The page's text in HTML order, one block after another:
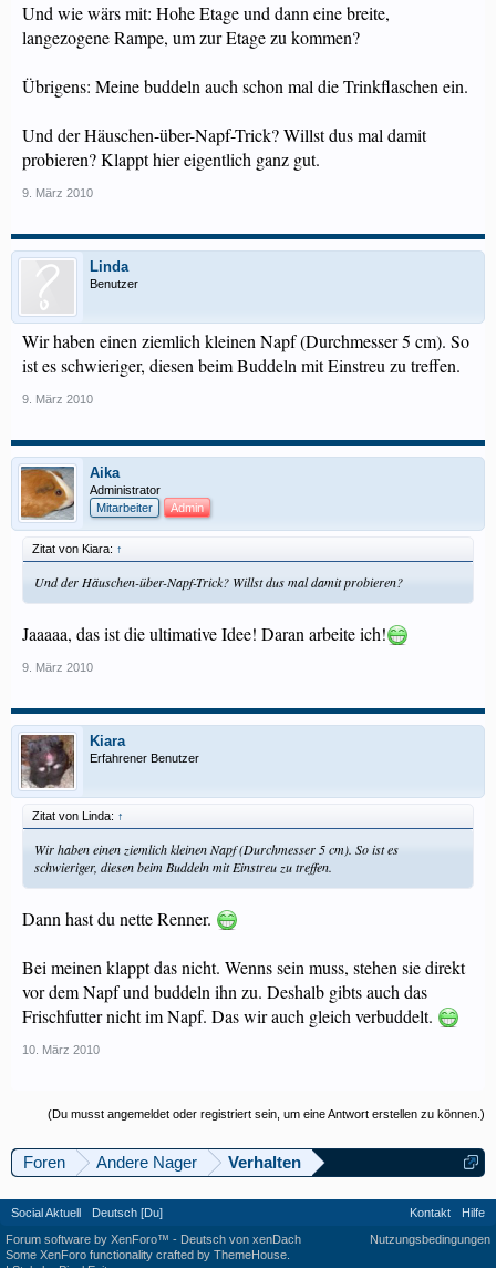
Und wie wärs mit: Hohe Etage und dann eine breite,
langezogene Rampe, um zur Etage zu kommen?
Übrigens: Meine buddeln auch schon mal die Trinkflaschen ein.
Und der Häuschen-über-Napf-Trick? Willst dus mal damit
probieren? Klappt hier eigentlich ganz gut.
9. März 2010
Linda
Benutzer
Wir haben einen ziemlich kleinen Napf (Durchmesser 5 cm). So
ist es schwieriger, diesen beim Buddeln mit Einstreu zu treffen.
9. März 2010
Aika
Administrator
Mitarbeiter
Admin
Zitat von Kiara: ↑
Und der Häuschen-über-Napf-Trick? Willst dus mal damit probieren?
Jaaaaa, das ist die ultimative Idee! Daran arbeite ich!
9. März 2010
Kiara
Erfahrener Benutzer
Zitat von Linda: ↑
Wir haben einen ziemlich kleinen Napf (Durchmesser 5 cm). So ist es
schwieriger, diesen beim Buddeln mit Einstreu zu treffen.
Dann hast du nette Renner.
Bei meinen klappt das nicht. Wenns sein muss, stehen sie direkt
vor dem Napf und buddeln ihn zu. Deshalb gibts auch das
Frischfutter nicht im Napf. Das wir auch gleich verbuddelt.
10. März 2010
(Du musst angemeldet oder registriert sein, um eine Antwort erstellen zu können.)
Foren Andere Nager Verhalten
Social Aktuell Deutsch [Du] Kontakt
Hilfe
Nutzungsbedingungen
Forum software by XenForo™ - Deutsch von xenDach
Some XenForo functionality crafted by ThemeHouse